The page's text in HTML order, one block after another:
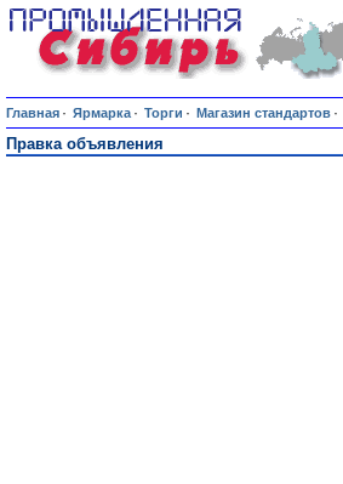
Главная · Ярмарка · Торги · Магазин стандартов ·
Правка объявления